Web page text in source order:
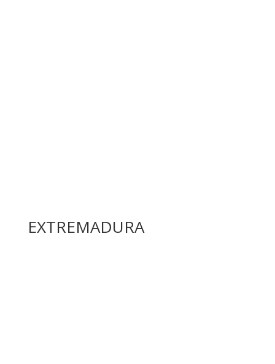
EXTREMADURA